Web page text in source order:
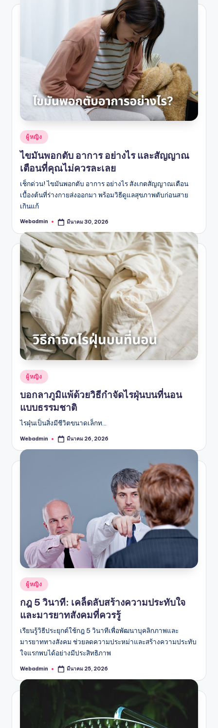
Posted
ผู้หญิง
ไขมันพอกตับ อาการ อย่างไร และสัญญาณ
เตือนที่คุณไม่ควรละเลย
เช็กด่วน! ไขมันพอกตับ อาการ อย่างไร สังเกตสัญญาณเตือน
เบื้องต้นที่ร่างกายส่งออกมา พร้อมวิธีดูแลสุขภาพตับก่อนสาย
เกินแก้
Posted
Webadmin มีนาคม 30, 2026
Posted
in
ผู้หญิง
บอกลาภูมิแพ้ด้วยวิธีกำจัดไรฝุ่นบนที่นอน
แบบธรรมชาติ
ไรฝุ่นเป็นสิ่งมีชีวิตขนาดเล็กท…
Posted
Webadmin มีนาคม 26, 2026
Posted
in
ผู้หญิง
กฎ 5 วินาที: เคล็ดลับสร้างความประทับใจ
และมารยาทสังคมที่ควรรู้
เรียนรู้วิธีประยุกต์ใช้กฎ 5 วินาทีเพื่อพัฒนาบุคลิกภาพและ
มารยาททางสังคม ช่วยลดความประหม่าและสร้างความประทับ
ใจแรกพบได้อย่างมีประสิทธิภาพ
Posted
Webadmin มีนาคม 25, 2026